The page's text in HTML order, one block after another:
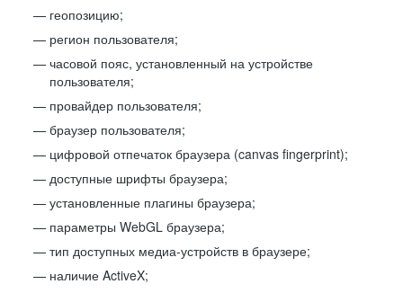
геопозицию;
регион пользователя;
часовой пояс, установленный на устройстве
пользователя;
провайдер пользователя;
браузер пользователя;
цифровой отпечаток браузера (canvas fingerprint);
доступные шрифты браузера;
установленные плагины браузера;
параметры WebGL браузера;
тип доступных медиа-устройств в браузере;
наличие ActiveX;